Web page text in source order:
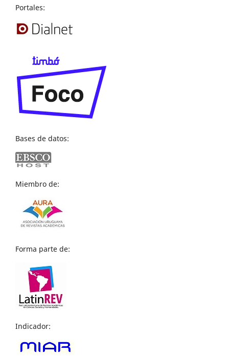
Portales:
Bases de datos:
Miembro de:
Forma parte de:
Indicador: